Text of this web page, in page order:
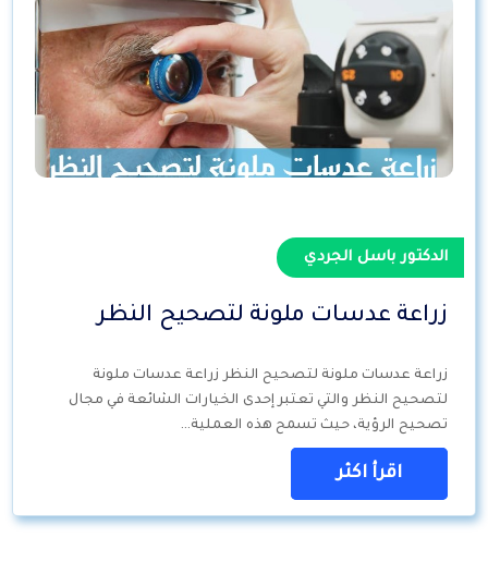
الدكتور باسل الجردي
زراعة عدسات ملونة لتصحيح النظر
زراعة عدسات ملونة لتصحيح النظر زراعة عدسات ملونة
لتصحيح النظر والتي تعتبر إحدى الخيارات الشائعة في مجال
تصحيح الرؤية، حيث تسمح هذه العملية…
اقرأ اكثر